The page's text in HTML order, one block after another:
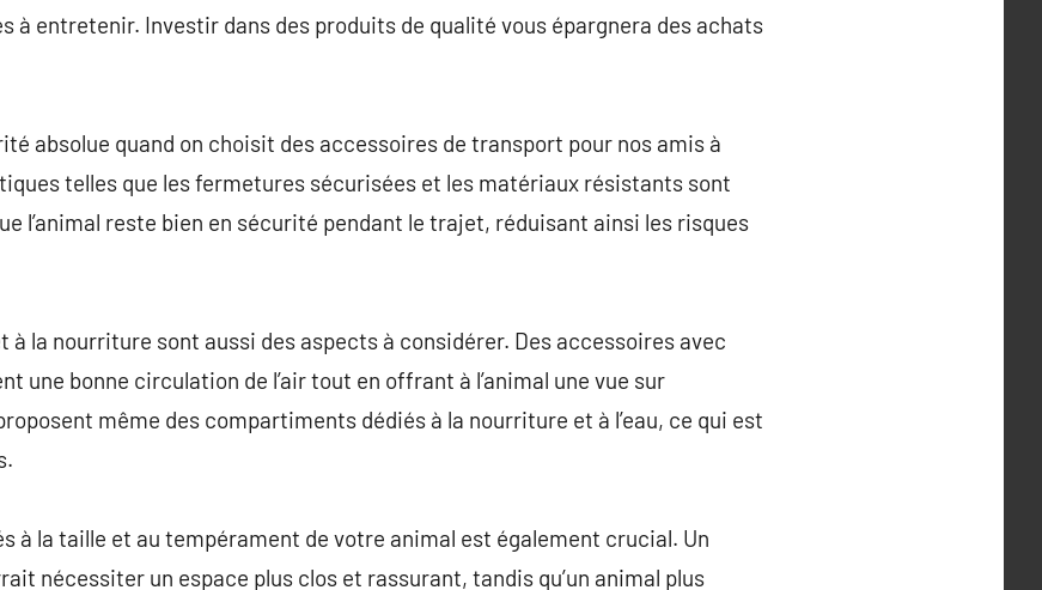
à entretenir. Investir dans des produits de qualité vous épargnera des achats
absolue quand on choisit des accessoires de transport pour nos amis à
telles que les fermetures sécurisées et les matériaux résistants sont
l’animal reste bien en sécurité pendant le trajet, réduisant ainsi les risques
à la nourriture sont aussi des aspects à considérer. Des accessoires avec
une bonne circulation de l’air tout en offrant à l’animal une vue sur
même des compartiments dédiés à la nourriture et à l’eau, ce qui est
à la taille et au tempérament de votre animal est également crucial. Un
nécessiter un espace plus clos et rassurant, tandis qu’un animal plus